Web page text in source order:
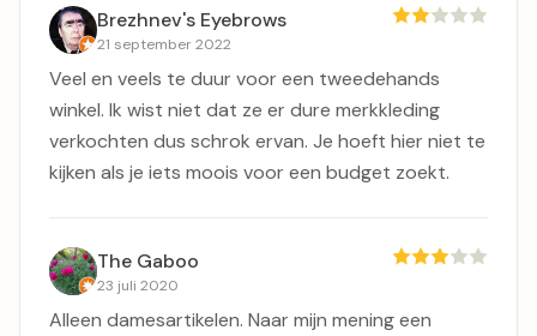
Brezhnev's Eyebrows
21 september 2022
Veel en veels te duur voor een tweedehands
winkel. Ik wist niet dat ze er dure merkkleding
verkochten dus schrok ervan. Je hoeft hier niet te
kijken als je iets moois voor een budget zoekt.
The Gaboo
23 juli 2020
Alleen damesartikelen. Naar mijn mening een